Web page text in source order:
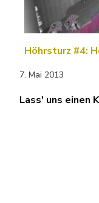
Höhrsturz #4:
7. Mai 2013
Lass' uns einen